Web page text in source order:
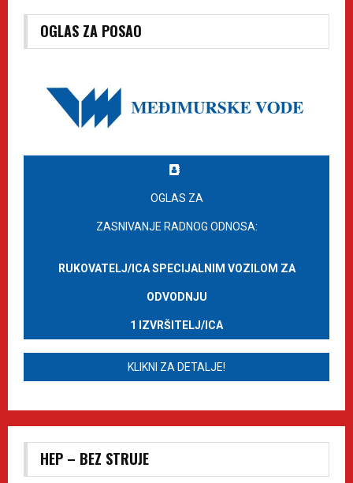
OGLAS ZA POSAO
OGLAS ZA
ZASNIVANJE RADNOG ODNOSA:
RUKOVATELJ/ICA SPECIJALNIM VOZILOM ZA
ODVODNJU
1 IZVRŠITELJ/ICA
KLIKNI ZA DETALJE!
HEP – BEZ STRUJE